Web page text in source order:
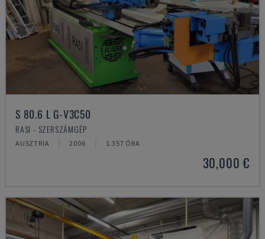
S 80.6 L G-V3C50
RASI - SZERSZÁMGÉP
AUSZTRIA 2006 1.357 ÓRA
30,000 €